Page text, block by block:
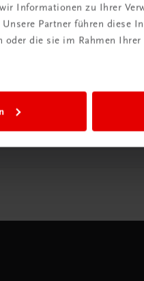
Informationen zu Ihrer
Partner führen diese
die sie im Rahmen
GmbH
58 69 41